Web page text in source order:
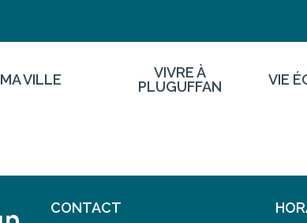
MA VILLE
VIVRE À
PLUGUFFAN
VIE
CONTACT